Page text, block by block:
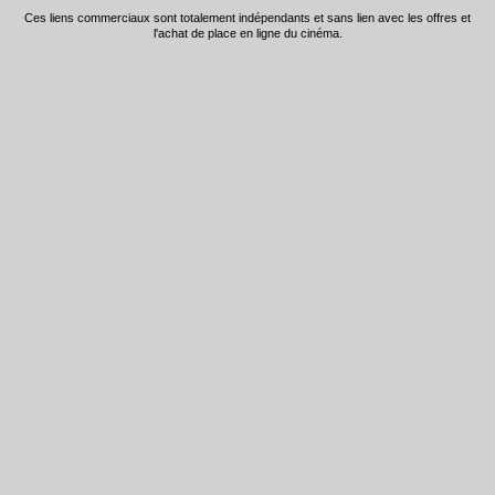
Ces liens commerciaux sont totalement indépendants et sans lien avec les offres et
l'achat de place en ligne du cinéma.